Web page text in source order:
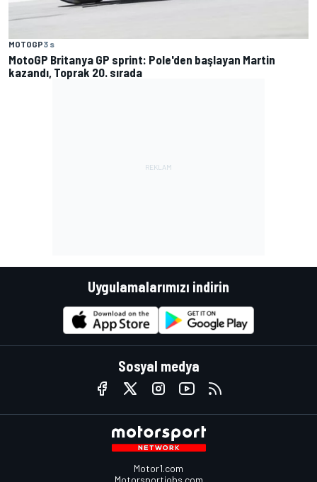
MOTOGP3 s
MotoGP Britanya GP sprint: Pole'den başlayan Martin
kazandı, Toprak 20. sırada
Uygulamalarımızı indirin
Sosyal medya
Motor1.com